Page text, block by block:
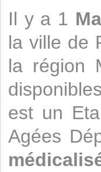
Il y a 1
la ville de
la région
est un
Agées